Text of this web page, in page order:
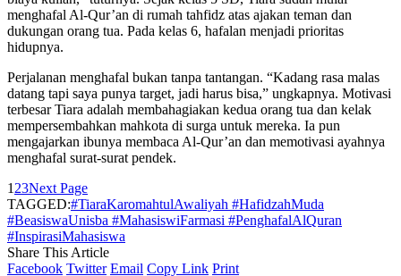
menghafal Al-Qur’an di rumah tahfidz atas ajakan teman dan
dukungan orang tua. Pada kelas 6, hafalan menjadi prioritas
hidupnya.
Perjalanan menghafal bukan tanpa tantangan. “Kadang rasa malas
datang tapi saya punya target, jadi harus bisa,” ungkapnya. Motivasi
terbesar Tiara adalah membahagiakan kedua orang tua dan kelak
mempersembahkan mahkota di surga untuk mereka. Ia pun
mengajarkan ibunya membaca Al-Qur’an dan memotivasi ayahnya
menghafal surat-surat pendek.
1 23Next Page
TAGGED:#TiaraKaromahtulAwaliyah #HafidzahMuda
#BeasiswaUnisba #MahasiswiFarmasi #PenghafalAlQuran
#InspirasiMahasiswa
Share This Article
Facebook Twitter Email Copy Link Print